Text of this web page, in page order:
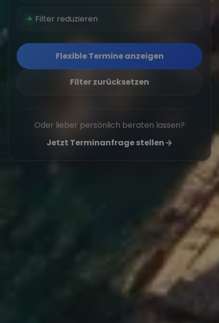
Filter reduzieren
Flexible Termine anzeigen
Filter zurücksetzen
Oder lieber persönlich beraten lassen?
Jetzt Terminanfrage stellen